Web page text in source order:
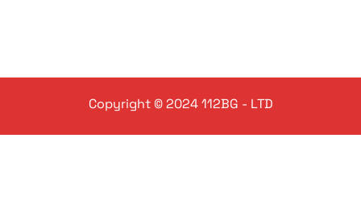
Copyright © 2024 112BG - LTD